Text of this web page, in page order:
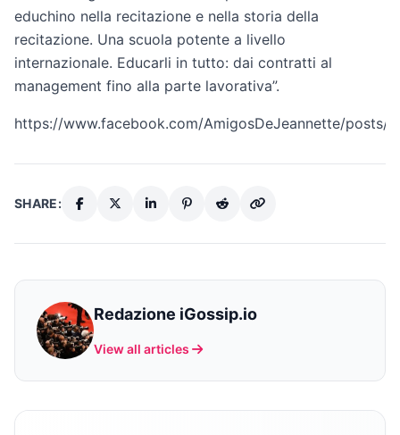
educhino nella recitazione e nella storia della
recitazione. Una scuola potente a livello
internazionale. Educarli in tutto: dai contratti al
management fino alla parte lavorativa”.
https://www.facebook.com/AmigosDeJeannette/posts/
SHARE:
Redazione iGossip.io
View all articles